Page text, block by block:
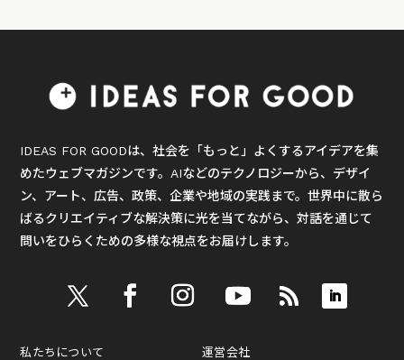
IDEAS FOR GOODは、社会を「もっと」よくするアイデアを集
めたウェブマガジンです。AIなどのテクノロジーから、デザイ
ン、アート、広告、政策、企業や地域の実践まで。世界中に散ら
ばるクリエイティブな解決策に光を当てながら、対話を通じて
問いをひらくための多様な視点をお届けします。
私たちについて 運営会社